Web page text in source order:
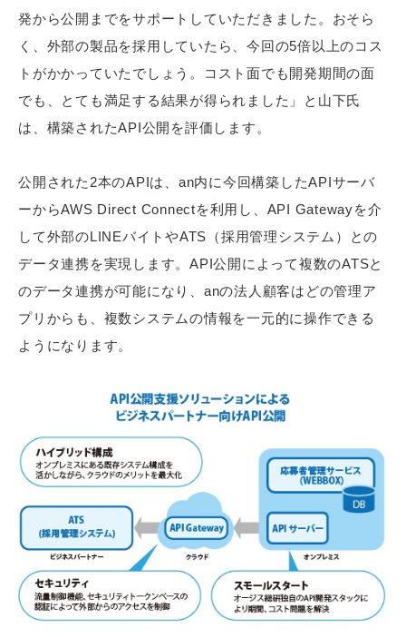
発から公開までをサポートしていただきました。おそら
く、外部の製品を採用していたら、今回の5倍以上のコス
トがかかっていたでしょう。コスト面でも開発期間の面
でも、とても満足する結果が得られました」と山下氏
は、構築されたAPI公開を評価します。
公開された2本のAPIは、an内に今回構築したAPIサーバ
ーからAWS Direct Connectを利用し、API Gatewayを介
して外部のLINEバイトやATS（採用管理システム）との
データ連携を実現します。API公開によって複数のATSと
のデータ連携が可能になり、anの法人顧客はどの管理ア
プリからも、複数システムの情報を一元的に操作できる
ようになります。